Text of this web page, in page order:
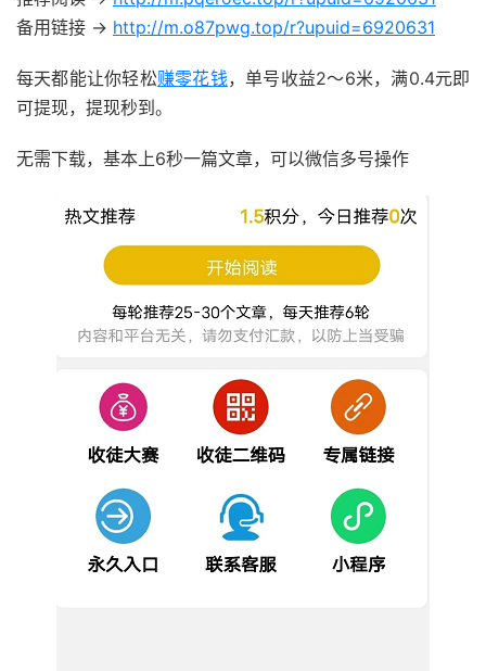
备用链接 -> http://m.o87pwg.top/r?upuid=6920631
每天都能让你轻松赚零花钱，单号收益2～6米，满0.4元即
可提现，提现秒到。
无需下载，基本上6秒一篇文章，可以微信多号操作